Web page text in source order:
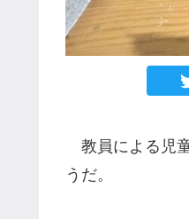
教員による児
うだ。